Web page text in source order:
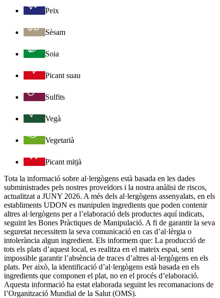
Peix
Sèsam
Soia
Picant suau
Sulfits
Vegà
Vegetarià
Picant mitjà
Tota la informació sobre al·lergògens està basada en les dades
subministrades pels nostres proveïdors i la nostra anàlisi de riscos,
actualitzat a JUNY 2026. A més dels al·lergògens assenyalats, en els
establiments UDON es manipulen ingredients que poden contenir
altres al·lergògens per a l’elaboració dels productes aquí indicats,
seguint les Bones Pràctiques de Manipulació. A fi de garantir la seva
seguretat necessitem la seva comunicació en cas d’al·lèrgia o
intolerància algun ingredient. Els informem que: La producció de
tots els plats d’aquest local, es realitza en el mateix espai, sent
impossible garantir l’absència de traces d’altres al·lergògens en els
plats. Per això, la identificació d’al·lergògens està basada en els
ingredients que componen el plat, no en el procés d’elaboració.
Aquesta informació ha estat elaborada seguint les recomanacions de
l’Organització Mundial de la Salut (OMS).